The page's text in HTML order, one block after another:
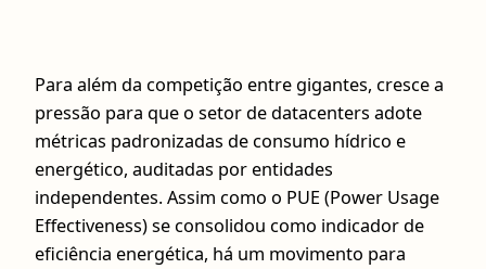
Para além da competição entre gigantes, cresce a
pressão para que o setor de datacenters adote
métricas padronizadas de consumo hídrico e
energético, auditadas por entidades
independentes. Assim como o PUE (Power Usage
Effectiveness) se consolidou como indicador de
eficiência energética, há um movimento para